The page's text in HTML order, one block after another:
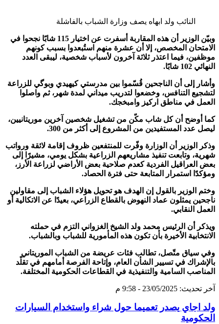
النائب ولد ابهاه يصف وزارة الشباب بالفاشلة
وبيّن الوزير أن هذه المقاربة أسفرت عن اختيار 115 شابًا نجحوا في
الامتحان المخصص، إلا أن عشرة منهم استُبعدوا بسبب كونهم
موظفين، فيما اعتذر ثلاثة آخرون لأسباب شخصية، ليبقى العدد
النهائي 102 شابًا.
وأشار إلى أن الناجحين قُسّموا بين مدرستي كيهيدي وبوگي للزراعة
لتشجيع التنافس، وخضعوا لتدريب ميداني لمدة شهر، ثم واصلوا
العمل في مناطق اركيز وامبخجك.
كما أوضح أن كل شاب مكّن من تشغيل شخصين آخرين موريتانيين،
ليصل عدد المستفيدين من المشروع إلى أكثر من 300.
وذكر الوزير أن الوزارة وفّرت للمنتفعين ظروف إقامة لائقة ورواتب
شهرية، وتابعت تنفيذ مشاريعهم الزراعية بشكل يومي، مشيرًا إلى
بعض العراقيل الفردية كعدم صلاحية بعض الأراضي لزراعة الأرز،
ومؤكدًا استمرار المتابعة حتى فترة الحصاد.
وختم الوزير بالقول إن الهدف هو تحويل هؤلاء الشباب إلى مقاولين
ناجحين يمثلون عماد النهوض بالقطاع الزراعي، بعيدًا عن الاتكالية أو
العمل النقابي.
ويذكر أن الرئيس محمد ولد الشيخ الغزواني التزم في حملته
الانتخابية الأخيرة بأن تكون هذه المأمورية للشباب وبالشباب.
وفي سياق متّصل، تطالب فئات عريضة من الشباب الموريتاني
بالإشراك في تسيير الشأن العام، وإتاحة الفرصة أمامهم في تقلّد
المناصب السامية والتنفيذية في القطاعات الحكومية المختلفة.
آخر تحديث: 23/05/2025 - 9:58 م
ولد اجاي يصدر تعميما حول شراء واستخدام السيارات
الحكومية